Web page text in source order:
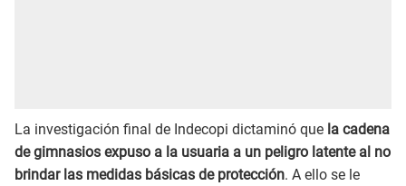
La investigación final de Indecopi dictaminó que la cadena
de gimnasios expuso a la usuaria a un peligro latente al no
brindar las medidas básicas de protección. A ello se le